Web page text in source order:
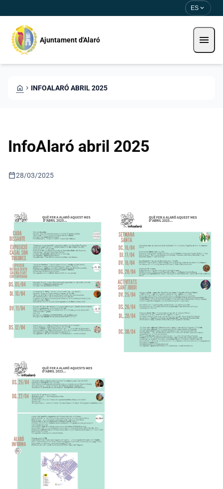
ES expand_more
Ajuntament d'Alaró menu
HOME CHEVRON_RIGHT INFOALARÓ ABRIL 2025
InfoAlaró abril 2025
calendar_today28/03/2025